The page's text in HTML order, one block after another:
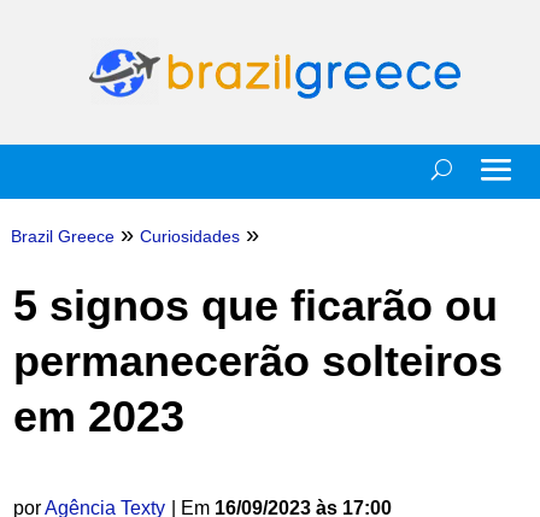
Brazil Greece » Curiosidades »
5 signos que ficarão ou
permanecerão solteiros
em 2023
porAgência Texty | Em 16/09/2023 às 17:00